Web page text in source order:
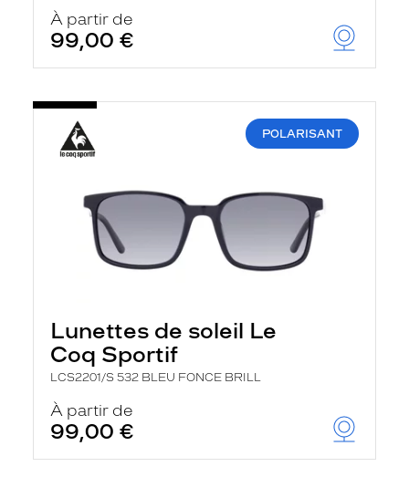
À partir de
99,00 €
POLARISANT
Lunettes de soleil Le
Coq Sportif
LCS2201/S 532 BLEU FONCE BRILL
À partir de
99,00 €